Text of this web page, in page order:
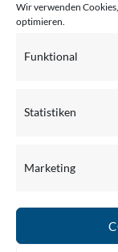
Wir verwenden
optimieren.
Funktional
Statistiken
Marketing
Name, E-